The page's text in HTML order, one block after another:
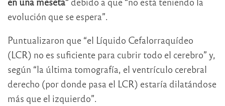
evolución que se espera”.
Puntualizaron que “el Líquido Cefalorraquídeo
(LCR) no es suficiente para cubrir todo el cerebro” y,
según “la última tomografía, el ventrículo cerebral
derecho (por donde pasa el LCR) estaría dilatándose
más que el izquierdo”.